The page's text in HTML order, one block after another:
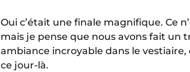
Oui c’était une finale magnifique. Ce
mais je pense que nous avons fait un
ambiance incroyable dans le
ce jour-là.